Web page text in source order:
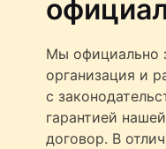
Мы официально
организация и
с
гарантией
договор. В